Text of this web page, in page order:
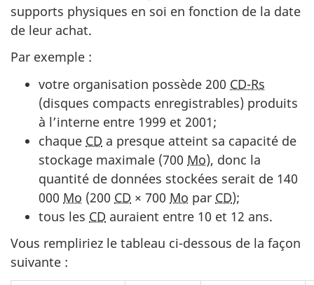
supports physiques en soi en fonction de la date
de leur achat.
Par exemple :
votre organisation possède 200 CD-Rs
(disques compacts enregistrables) produits
à l’interne entre 1999 et 2001;
chaque CD a presque atteint sa capacité de
stockage maximale (700 Mo), donc la
quantité de données stockées serait de 140
000 Mo (200 CD × 700 Mo par CD);
tous les CD auraient entre 10 et 12 ans.
Vous rempliriez le tableau ci-dessous de la façon
suivante :